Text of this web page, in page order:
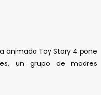
animada Toy Story 4 pone
un grupo de madres